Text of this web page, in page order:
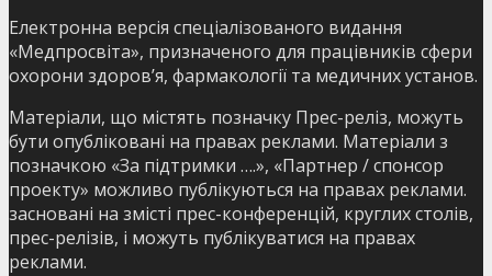
Електронна версія спеціалізованого видання
«Медпросвіта», призначеного для працівників сфери
охорони здоров’я, фармакології та медичних установ.
Матеріали, що містять позначку Прес-реліз, можуть
бути опубліковані на правах реклами. Матеріали з
позначкою «За підтримки ….», «Партнер / спонсор
проекту» можливо публікуються на правах реклами.
засновані на змісті прес-конференцій, круглих столів,
прес-релізів, і можуть публікуватися на правах
реклами.